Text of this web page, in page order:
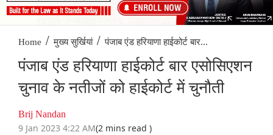
Home / मुख्य सुर्खियां / पंजाब एंड हरियाणा हाईकोर्ट बार...
पंजाब एंड हरियाणा हाईकोर्ट बार एसोसिएशन
चुनाव के नतीजों को हाईकोर्ट में चुनौती
Brij Nandan
9 Jan 2023 4:22 AM(2 mins read )